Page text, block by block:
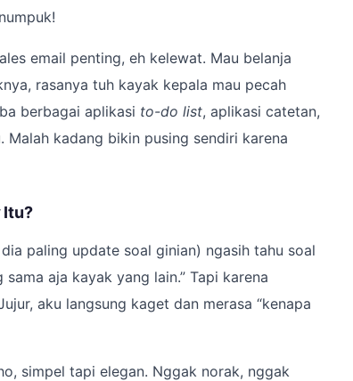
email penting, eh kelewat. Mau belanja
rasanya tuh kayak kepala mau pecah
berbagai aplikasi to-do list, aplikasi catetan,
Malah kadang bikin pusing sendiri karena
Itu?
paling update soal ginian) ngasih tahu soal
sama aja kayak yang lain.” Tapi karena
aku langsung kaget dan merasa “kenapa
simpel tapi elegan. Nggak norak, nggak